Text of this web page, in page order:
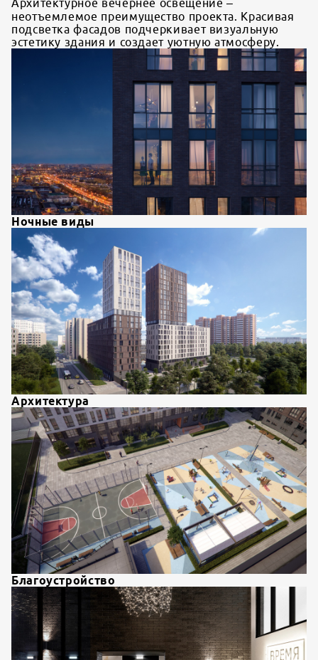
Архитектурное вечернее освещение –
неотъемлемое преимущество проекта. Красивая
подсветка фасадов подчеркивает визуальную
эстетику здания и создает уютную атмосферу.
Ночные виды
Архитектура
Благоустройство